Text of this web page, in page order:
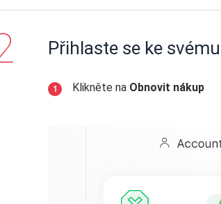
Přihlaste se ke
Klikněte na Obnovit nákup